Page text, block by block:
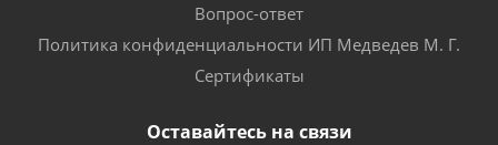
Вопрос-ответ
Политика конфиденциальности ИП Медведев М. Г.
Сертификаты
Оставайтесь на связи